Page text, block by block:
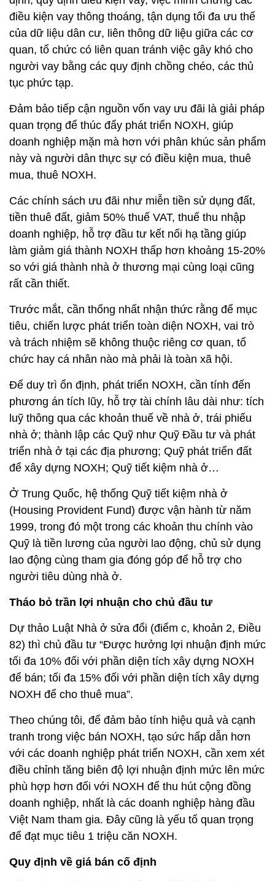
điều kiện vay thông thoáng, tận dụng tối đa ưu thế
của dữ liệu dân cư, liên thông dữ liệu giữa các cơ
quan, tổ chức có liên quan tránh việc gây khó cho
người vay bằng các quy định chồng chéo, các thủ
tục phức tạp.
Đảm bảo tiếp cận nguồn vốn vay ưu đãi là giải pháp
quan trọng để thúc đẩy phát triển NOXH, giúp
doanh nghiệp mặn mà hơn với phân khúc sản phẩm
này và người dân thực sự có điều kiện mua, thuê
mua, thuê NOXH.
Các chính sách ưu đãi như miễn tiền sử dụng đất,
tiền thuê đất, giảm 50% thuế VAT, thuế thu nhập
doanh nghiệp, hỗ trợ đầu tư kết nối hạ tầng giúp
làm giảm giá thành NOXH thấp hơn khoảng 15-20%
so với giá thành nhà ở thương mại cùng loại cũng
rất cần thiết.
Trước mắt, cần thống nhất nhận thức rằng để mục
tiêu, chiến lược phát triển toàn diện NOXH, vai trò
và trách nhiệm sẽ không thuộc riêng cơ quan, tổ
chức hay cá nhân nào mà phải là toàn xã hội.
Để duy trì ổn định, phát triển NOXH, cần tính đến
phương án tích lũy, hỗ trợ tài chính lâu dài như: tích
luỹ thông qua các khoản thuế về nhà ở, trái phiếu
nhà ở; thành lập các Quỹ như Quỹ Đầu tư và phát
triển nhà ở tại các địa phương; Quỹ phát triển đất
để xây dựng NOXH; Quỹ tiết kiệm nhà ở…
Ở Trung Quốc, hệ thống Quỹ tiết kiệm nhà ở
(Housing Provident Fund) được vận hành từ năm
1999, trong đó một trong các khoản thu chính vào
Quỹ là tiền lương của người lao động, chủ sử dụng
lao động cùng tham gia đóng góp để hỗ trợ cho
người tiêu dùng nhà ở.
Tháo bỏ trần lợi nhuận cho chủ đầu tư
Dự thảo Luật Nhà ở sửa đổi (điểm c, khoản 2, Điều
82) thì chủ đầu tư “Được hưởng lợi nhuận định mức
tối đa 10% đối với phần diện tích xây dựng NOXH
để bán; tối đa 15% đối với phần diện tích xây dựng
NOXH để cho thuê mua”.
Theo chúng tôi, để đảm bảo tính hiệu quả và cạnh
tranh trong việc bán NOXH, tạo sức hấp dẫn hơn
với các doanh nghiệp phát triển NOXH, cần xem xét
điều chỉnh tăng biên độ lợi nhuận định mức lên mức
phù hợp hơn đối với NOXH để thu hút cộng đồng
doanh nghiệp, nhất là các doanh nghiệp hàng đầu
Việt Nam tham gia. Đây cũng là yếu tố quan trọng
để đạt mục tiêu 1 triệu căn NOXH.
Quy định về giá bán cố định